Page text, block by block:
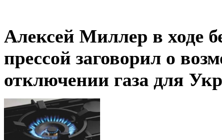
Алексей Миллер в ходе
прессой заговорил о
отключении газа для